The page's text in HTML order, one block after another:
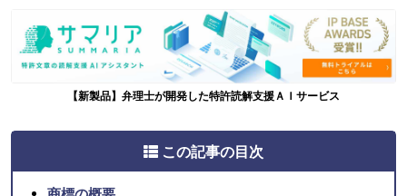
【新製品】弁理士が開発した特許読解支援ＡＩサービス
この記事の目次